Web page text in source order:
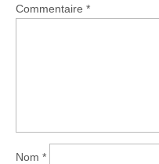
Commentaire *
Nom *